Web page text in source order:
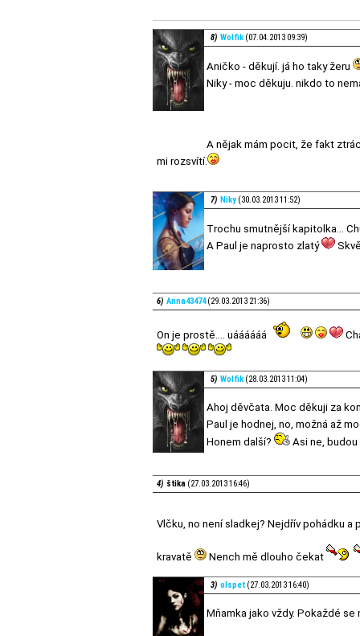
8) Wolfik (07.04.2013 09:39)
Aničko - děkují. já ho taky žeru
Niky - moc děkuju. nikdo to
A nějak mám pocit, že fakt
mi rozsvítí.
7) Niky (30.03.2013 11:52)
Trochu smutnější kapitolka...
A Paul je naprosto zlatý
6) Anna43474(29.03.2013 21:36)
On je prostě.... uáááááá
5) Wolfik (28.03.2013 11:04)
Ahoj děvčata. Moc děkuji za
Paul je hodnej, no, možná až
Honem další?
Asi ne,
4) štika (27.03.2013 16:46)
Vlčku, no není sladkej? Nejdřív pohádku
kravatě Nench mě dlouho čekat
3) olspet (27.03.2013 16:40)
Mňamka jako vždy. Pokaždé